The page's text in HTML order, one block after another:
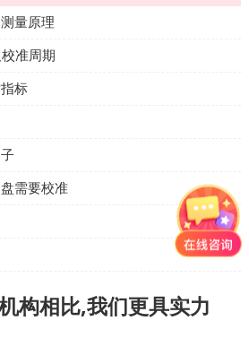
量原理
准周期
标
需要校准
构相比,我们更具实力